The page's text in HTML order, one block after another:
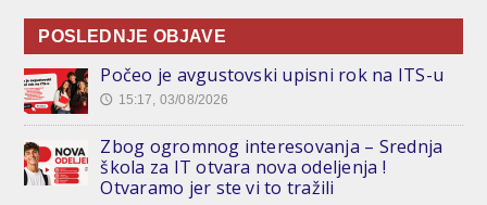
POSLEDNJE OBJAVE
Počeo je avgustovski upisni rok na ITS-u
🕔 15:17, 03/08/2026
Zbog ogromnog interesovanja – Srednja
škola za IT otvara nova odeljenja !
Otvaramo jer ste vi to tražili